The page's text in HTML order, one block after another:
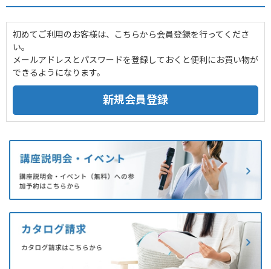
初めてご利用のお客様は、こちらから会員登録を行ってくださ
い。
メールアドレスとパスワードを登録しておくと便利にお買い物が
できるようになります。